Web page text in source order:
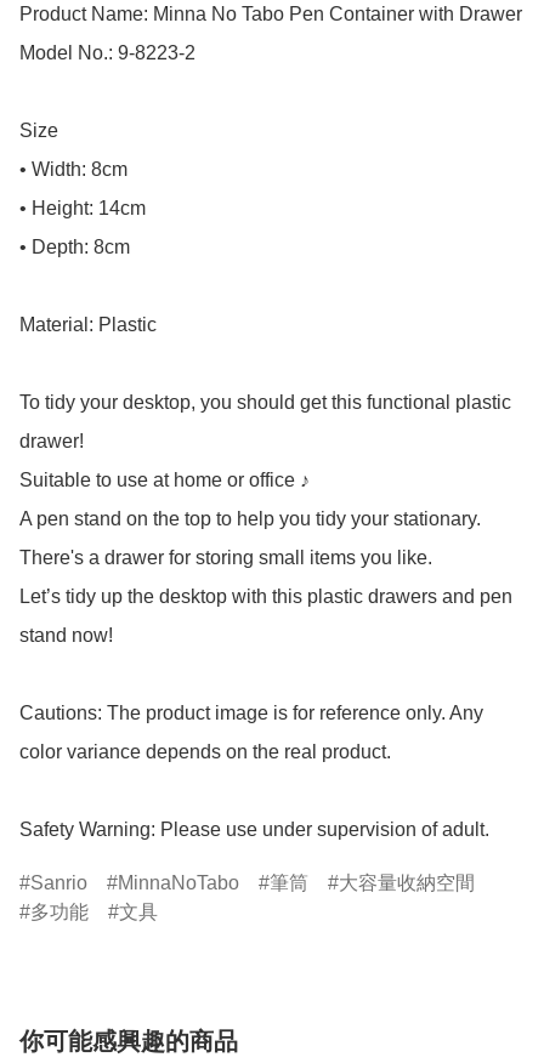
Product Name: Minna No Tabo Pen Container with Drawer
Model No.: 9-8223-2
Size
• Width: 8cm
• Height: 14cm
• Depth: 8cm
Material: Plastic
To tidy your desktop, you should get this functional plastic
drawer!
Suitable to use at home or office ♪
A pen stand on the top to help you tidy your stationary.
There's a drawer for storing small items you like.
Let’s tidy up the desktop with this plastic drawers and pen
stand now!
Cautions: The product image is for reference only. Any
color variance depends on the real product.
Safety Warning: Please use under supervision of adult.
Sanrio MinnaNoTabo 筆筒
大容量收納空間
多功能
文具
你可能感興趣的商品